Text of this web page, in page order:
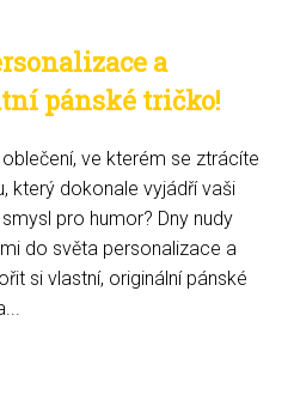
a
pánské tričko!
ve kterém se ztrácíte
který dokonale vyjádří vaši
pro humor? Dny nudy
do světa personalizace a
si vlastní, originální pánské